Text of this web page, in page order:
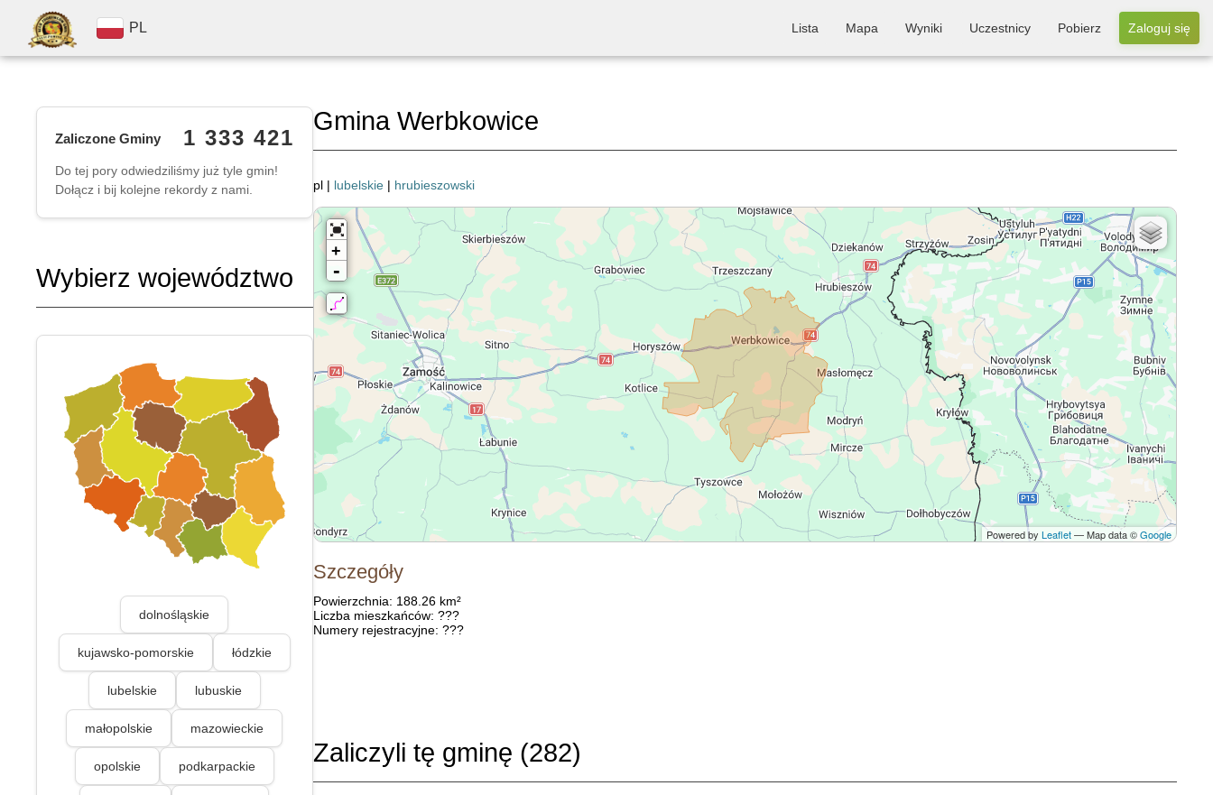
PL Lista Mapa Wyniki Uczestnicy Pobierz Zaloguj się
Zaliczone Gminy 1 333 421
Do tej pory odwiedziliśmy już tyle gmin!
Dołącz i bij kolejne rekordy z nami.
Wybierz województwo
dolnośląskie
kujawsko-pomorskie łódzkie
lubelskie lubuskie
małopolskie mazowieckie
opolskie podkarpackie
Gmina Werbkowice
pl | lubelskie| hrubieszowski
+
-
Powered by Leaflet— Map data ©Google
Szczegóły
Powierzchnia: 188.26 km²
Liczba mieszkańców: ???
Numery rejestracyjne: ???
Zaliczyli tę gminę (282)